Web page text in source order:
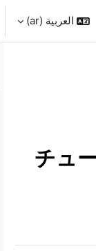
العربية ‎(ar)‎
チュ